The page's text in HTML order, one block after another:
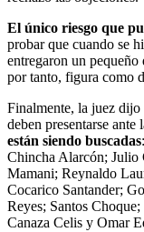
El único riesgo que
probar que cuando se
entregaron un
por tanto, figura como
Finalmente, la juez dijo
deben presentarse ante
están siendo buscadas
Chincha Alarcón; Julio
Mamani; Reynaldo
Cocarico Santander;
Reyes; Santos
Canaza Celis y Omar